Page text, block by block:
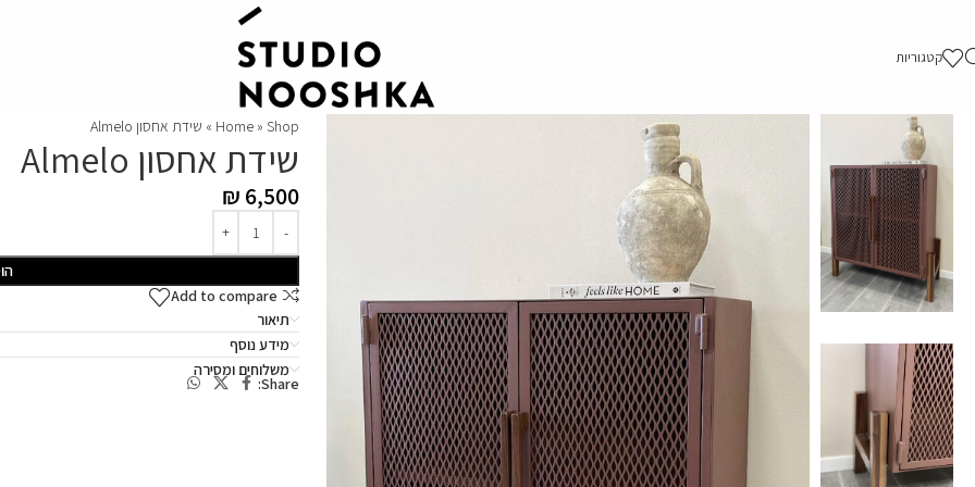
קטגוריות
Home » Shop
» שידת אחסון Almelo
שידת אחסון Almelo
₪ 6,500
Add to compare
תיאור
מידע נוסף
משלוחים ומסירה
Share: